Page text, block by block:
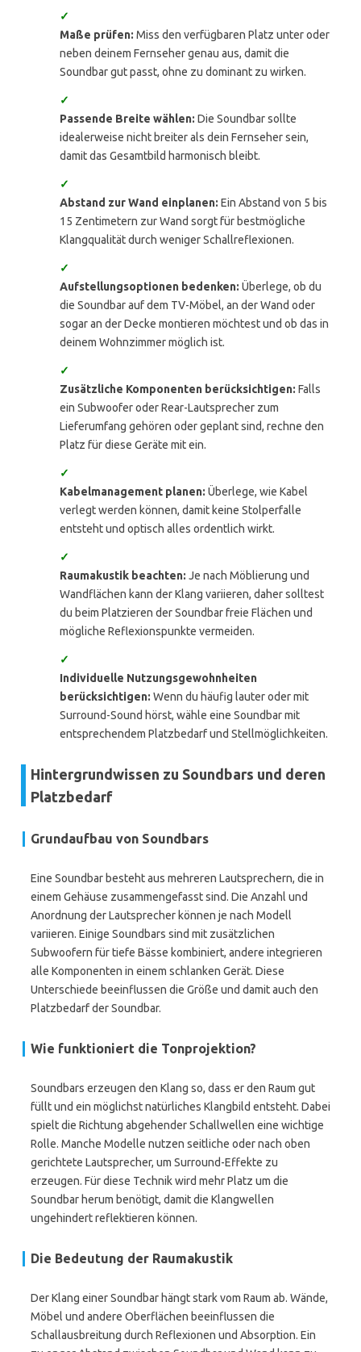
✓
Maße prüfen: Miss den verfügbaren Platz unter oder
neben deinem Fernseher genau aus, damit die
Soundbar gut passt, ohne zu dominant zu wirken.
✓
Passende Breite wählen: Die Soundbar sollte
idealerweise nicht breiter als dein Fernseher sein,
damit das Gesamtbild harmonisch bleibt.
✓
Abstand zur Wand einplanen: Ein Abstand von 5 bis
15 Zentimetern zur Wand sorgt für bestmögliche
Klangqualität durch weniger Schallreflexionen.
✓
Aufstellungsoptionen bedenken: Überlege, ob du
die Soundbar auf dem TV-Möbel, an der Wand oder
sogar an der Decke montieren möchtest und ob das in
deinem Wohnzimmer möglich ist.
✓
Zusätzliche Komponenten berücksichtigen: Falls
ein Subwoofer oder Rear-Lautsprecher zum
Lieferumfang gehören oder geplant sind, rechne den
Platz für diese Geräte mit ein.
✓
Kabelmanagement planen: Überlege, wie Kabel
verlegt werden können, damit keine Stolperfalle
entsteht und optisch alles ordentlich wirkt.
✓
Raumakustik beachten: Je nach Möblierung und
Wandflächen kann der Klang variieren, daher solltest
du beim Platzieren der Soundbar freie Flächen und
mögliche Reflexionspunkte vermeiden.
✓
Individuelle Nutzungsgewohnheiten
berücksichtigen: Wenn du häufig lauter oder mit
Surround-Sound hörst, wähle eine Soundbar mit
entsprechendem Platzbedarf und Stellmöglichkeiten.
Hintergrundwissen zu Soundbars und deren
Platzbedarf
Grundaufbau von Soundbars
Eine Soundbar besteht aus mehreren Lautsprechern, die in
einem Gehäuse zusammengefasst sind. Die Anzahl und
Anordnung der Lautsprecher können je nach Modell
variieren. Einige Soundbars sind mit zusätzlichen
Subwoofern für tiefe Bässe kombiniert, andere integrieren
alle Komponenten in einem schlanken Gerät. Diese
Unterschiede beeinflussen die Größe und damit auch den
Platzbedarf der Soundbar.
Wie funktioniert die Tonprojektion?
Soundbars erzeugen den Klang so, dass er den Raum gut
füllt und ein möglichst natürliches Klangbild entsteht. Dabei
spielt die Richtung abgehender Schallwellen eine wichtige
Rolle. Manche Modelle nutzen seitliche oder nach oben
gerichtete Lautsprecher, um Surround-Effekte zu
erzeugen. Für diese Technik wird mehr Platz um die
Soundbar herum benötigt, damit die Klangwellen
ungehindert reflektieren können.
Die Bedeutung der Raumakustik
Der Klang einer Soundbar hängt stark vom Raum ab. Wände,
Möbel und andere Oberflächen beeinflussen die
Schallausbreitung durch Reflexionen und Absorption. Ein